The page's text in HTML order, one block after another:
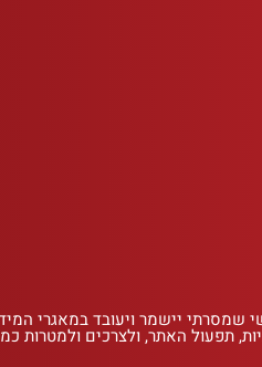
שמסרתי יישמר ויעובד במאגרי
תפעול האתר, ולצרכים ולמטרות